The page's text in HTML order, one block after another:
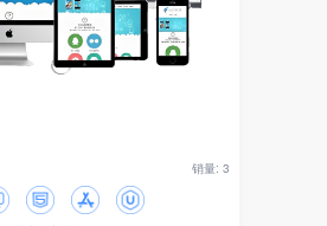
销量: 3